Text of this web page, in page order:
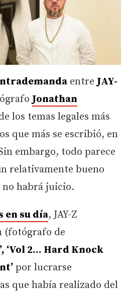
entre JAY-
Jonathan
los temas legales más
que más se escribió, en
embargo, todo parece
relativamente bueno
no habrá juicio.
en su día, JAY-Z
(fotógrafo de
‘Vol 2… Hard Knock
por lucrarse
que había realizado del